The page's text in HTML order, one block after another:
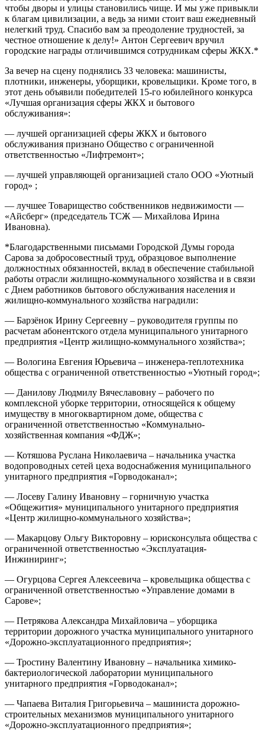
чтобы дворы и улицы становились чище. И мы уже привыкли
к благам цивилизации, а ведь за ними стоит ваш ежедневный
нелегкий труд. Спасибо вам за преодоление трудностей, за
честное отношение к делу!» Антон Сергеевич вручил
городские награды отличившимся сотрудникам сферы ЖКХ.*
За вечер на сцену поднялись 33 человека: машинисты,
плотники, инженеры, уборщики, кровельщики. Кроме того, в
этот день объявили победителей 15-го юбилейного конкурса
«Лучшая организация сферы ЖКХ и бытового
обслуживания»:
— лучшей организацией сферы ЖКХ и бытового
обслуживания признано Общество с ограниченной
ответственностью «Лифтремонт»;
— лучшей управляющей организацией стало ООО «Уютный
город» ;
— лучшее Товарищество собственников недвижимости —
«Айсберг» (председатель ТСЖ — Михайлова Ирина
Ивановна).
*Благодарственными письмами Городской Думы города
Сарова за добросовестный труд, образцовое выполнение
должностных обязанностей, вклад в обеспечение стабильной
работы отрасли жилищно-коммунального хозяйства и в связи
с Днем работников бытового обслуживания населения и
жилищно-коммунального хозяйства наградили:
— Барзёнок Ирину Сергеевну – руководителя группы по
расчетам абонентского отдела муниципального унитарного
предприятия «Центр жилищно-коммунального хозяйства»;
— Вологина Евгения Юрьевича – инженера-теплотехника
общества с ограниченной ответственностью «Уютный город»;
— Данилову Людмилу Вячеславовну – рабочего по
комплексной уборке территории, относящейся к общему
имуществу в многоквартирном доме, общества с
ограниченной ответственностью «Коммунально-
хозяйственная компания «ФДЖ»;
— Котяшова Руслана Николаевича – начальника участка
водопроводных сетей цеха водоснабжения муниципального
унитарного предприятия «Горводоканал»;
— Лосеву Галину Ивановну – горничную участка
«Общежития» муниципального унитарного предприятия
«Центр жилищно-коммунального хозяйства»;
— Макарцову Ольгу Викторовну – юрисконсульта общества с
ограниченной ответственностью «Эксплуатация-
Инжиниринг»;
— Огурцова Сергея Алексеевича – кровельщика общества с
ограниченной ответственностью «Управление домами в
Сарове»;
— Петрякова Александра Михайловича – уборщика
территории дорожного участка муниципального унитарного
«Дорожно-эксплуатационного предприятия»;
— Тростину Валентину Ивановну – начальника химико-
бактериологической лаборатории муниципального
унитарного предприятия «Горводоканал»;
— Чапаева Виталия Григорьевича – машиниста дорожно-
строительных механизмов муниципального унитарного
«Дорожно-эксплуатационного предприятия»;